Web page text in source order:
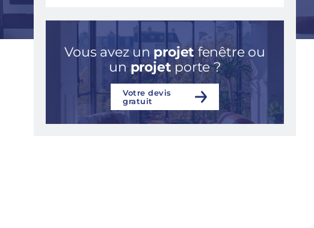
Consulter
Vous avez un projetfenêtre ou
unprojetporte ?
Votre devis
gratuit